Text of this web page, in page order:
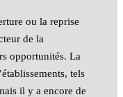
ou la reprise
de la
opportunités. La
tels
il y a encore de